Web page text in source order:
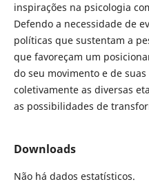
inspirações na psicologia
Defendo a necessidade de
políticas que sustentam a
que favoreçam um
do seu movimento e de
coletivamente as diversas
as possibilidades de
Downloads
Não há dados estatísticos.